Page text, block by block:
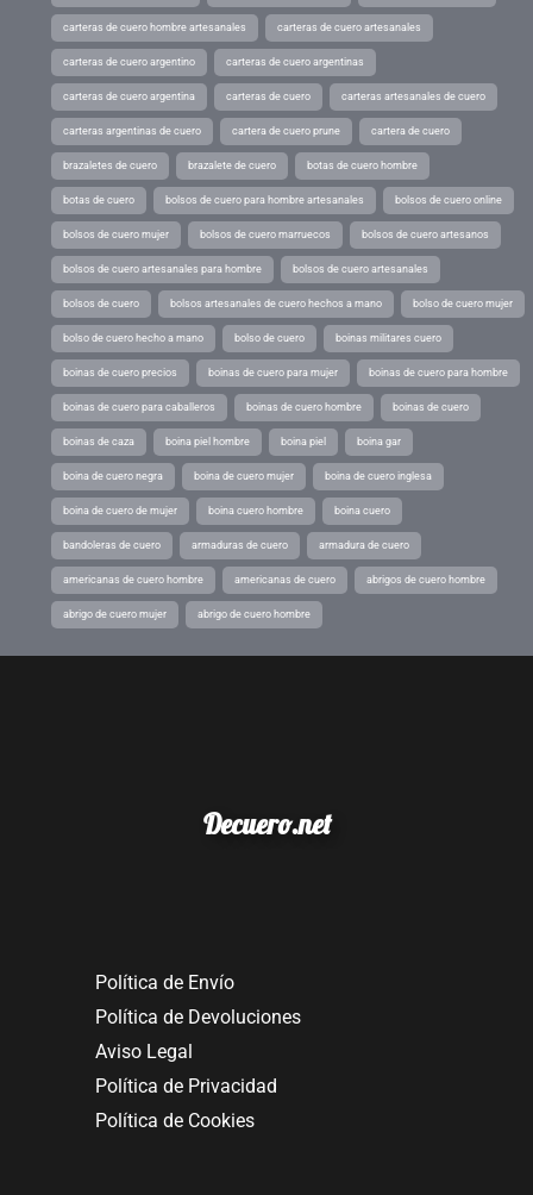
carteras de cuero hombre artesanales carteras de cuero artesanales
carteras de cuero argentino carteras de cuero argentinas
carteras de cuero argentina carteras de cuero carteras artesanales de cuero
carteras argentinas de cuero cartera de cuero prune cartera de cuero
brazaletes de cuero brazalete de cuero botas de cuero hombre
botas de cuero bolsos de cuero para hombre artesanales bolsos de cuero online
bolsos de cuero mujer bolsos de cuero marruecos bolsos de cuero artesanos
bolsos de cuero artesanales para hombre bolsos de cuero artesanales
bolsos de cuero bolsos artesanales de cuero hechos a mano bolso de cuero mujer
bolso de cuero hecho a mano bolso de cuero boinas militares cuero
boinas de cuero precios boinas de cuero para mujer boinas de cuero para hombre
boinas de cuero para caballeros boinas de cuero hombre boinas de cuero
boinas de caza boina piel hombre boina piel boina gar
boina de cuero negra boina de cuero mujer boina de cuero inglesa
boina de cuero de mujer boina cuero hombre boina cuero
bandoleras de cuero armaduras de cuero armadura de cuero
americanas de cuero hombre americanas de cuero abrigos de cuero hombre
abrigo de cuero mujer abrigo de cuero hombre
Decuero.net
Política de Envío
Política de Devoluciones
Aviso Legal
Política de Privacidad
Política de Cookies